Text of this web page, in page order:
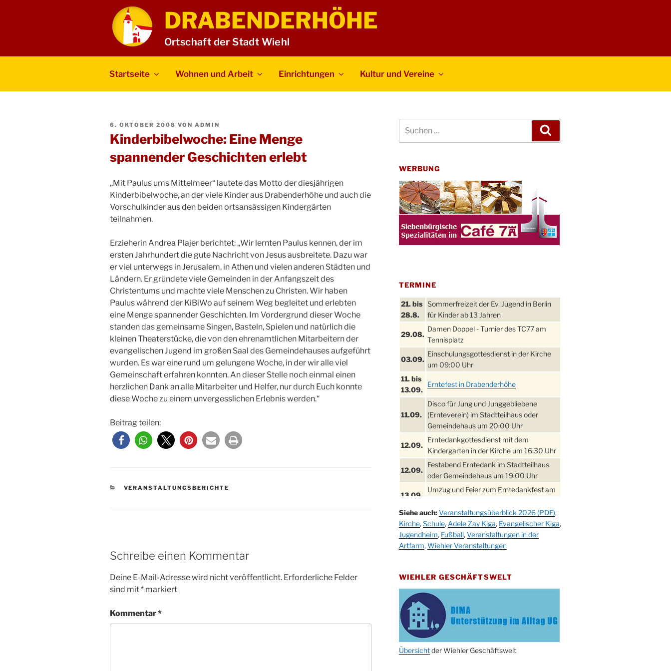
DRABENDERHÖHE
Ortschaft der Stadt Wiehl
Startseite Wohnen und Arbeit Einrichtungen Kultur und Vereine
VERÖFFENTLICHT
6. OKTOBER 2008 VON ADMIN
Kinderbibelwoche: Eine Menge
spannender Geschichten erlebt
„Mit Paulus ums Mittelmeer“ lautete das Motto der diesjährigen
Kinderbibelwoche, an der viele Kinder aus Drabenderhöhe und auch die
Vorschulkinder aus den beiden ortsansässigen Kindergärten
teilnahmen.
Erzieherin Andrea Plajer berichtet: „Wir lernten Paulus kennen, der im
ersten Jahrhundert die gute Nachricht von Jesus ausbreitete. Dazu war
er viel unterwegs in Jerusalem, in Athen und vielen anderen Städten und
Ländern. Er gründete viele Gemeinden in der Anfangszeit des
Christentums und machte viele Menschen zu Christen. Wir haben
Paulus während der KiBiWo auf seinem Weg begleitet und erlebten
eine Menge spannender Geschichten. Im Vordergrund dieser Woche
standen das gemeinsame Singen, Basteln, Spielen und natürlich die
kleinen Theaterstücke, die von den ehrenamtlichen Mitarbeitern der
evangelischen Jugend im großen Saal des Gemeindehauses aufgeführt
wurden. Es war eine rund um gelungene Woche, in der wir alle viel
Gemeinschaft erfahren konnten. An dieser Stelle noch einmal einen
herzlichen Dank an alle Mitarbeiter und Helfer, nur durch Euch konnte
diese Woche zu einem unvergesslichen Erlebnis werden.“
Beitrag teilen:
KATEGORIEN
VERANSTALTUNGSBERICHTE
Schreibe einen Kommentar
Deine E-Mail-Adresse wird nicht veröffentlicht. Erforderliche Felder
sind mit* markiert
Kommentar*
nach:
WERBUNG
TERMINE
21. bis
28.8.
Sommerfreizeit der Ev. Jugend in Berlin
für Kinder ab 13 Jahren
29.08.
Damen Doppel - Turnier des TC77 am
Tennisplatz
03.09.
Einschulungsgottesdienst in der Kirche
um 09:00 Uhr
11. bis
13.09.
Erntefest in Drabenderhöhe
11.09.
Disco für Jung und Junggebliebene
(Ernteverein) im Stadtteilhaus oder
Gemeindehaus um 20:00 Uhr
12.09.
Erntedankgottesdienst mit dem
Kindergarten in der Kirche um 16:30 Uhr
12.09.
Festabend Erntedank im Stadtteilhaus
oder Gemeindehaus um 19:00 Uhr
13.09.
Umzug und Feier zum Erntedankfest am
19.09.
Schlagerabend im Stadtteilhaus
Drabenderhöhe
25. u.
26.09.
Oktoberfest im Cafe XXS
10-12 Uhr
09.10.
Afterwork-Andacht um 18:00 Uhr in der
Kirche
10.10.
Sandmännchen-Gottesdienst in der
Kirche oder im Ev. Gemeindehaus um
18:00 Uhr
11.10.
Oktoberfest MGV im Stadtteilhaus um
Siehe auch: Veranstaltungsüberblick 2026 (PDF),
Kirche,Schule, Adele Zay Kiga, Evangelischer Kiga,
Jugendheim, Fußball,Veranstaltungen in der
Artfarm,Wiehler Veranstaltungen
WIEHLER GESCHÄFTSWELT
Übersichtder Wiehler Geschäftswelt